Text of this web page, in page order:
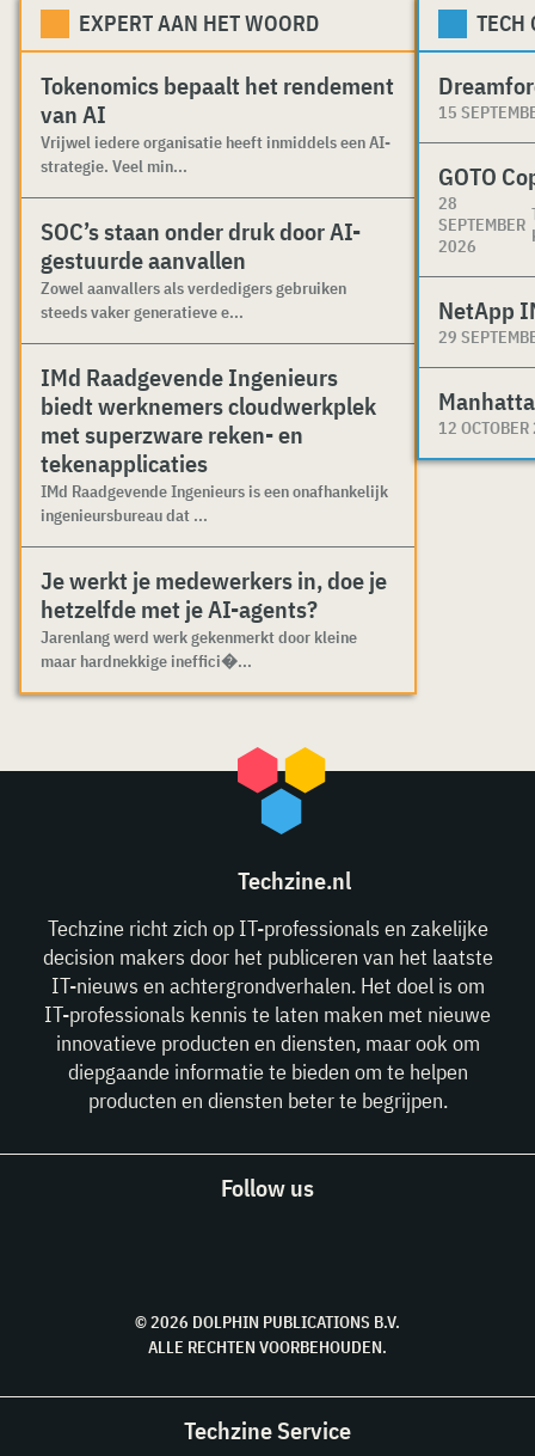
EXPERT AAN HET WOORD
Tokenomics bepaalt het rendement
van AI
Vrijwel iedere organisatie heeft inmiddels een AI-
strategie. Veel min...
SOC’s staan onder druk door AI-
gestuurde aanvallen
Zowel aanvallers als verdedigers gebruiken
steeds vaker generatieve e...
IMd Raadgevende Ingenieurs
biedt werknemers cloudwerkplek
met superzware reken- en
tekenapplicaties
IMd Raadgevende Ingenieurs is een onafhankelijk
ingenieursbureau dat ...
Je werkt je medewerkers in, doe je
hetzelfde met je AI-agents?
Jarenlang werd werk gekenmerkt door kleine
maar hardnekkige ineffici�...
TECH
15
GOTO
28
SEPTEMBER
2026
NetApp
29
12
Techzine.nl
Techzine richt zich op IT-professionals en zakelijke
decision makers door het publiceren van het laatste
IT-nieuws en achtergrondverhalen. Het doel is om
IT-professionals kennis te laten maken met nieuwe
innovatieve producten en diensten, maar ook om
diepgaande informatie te bieden om te helpen
producten en diensten beter te begrijpen.
Follow us
© 2026 DOLPHIN PUBLICATIONS B.V.
ALLE RECHTEN VOORBEHOUDEN.
Techzine Service